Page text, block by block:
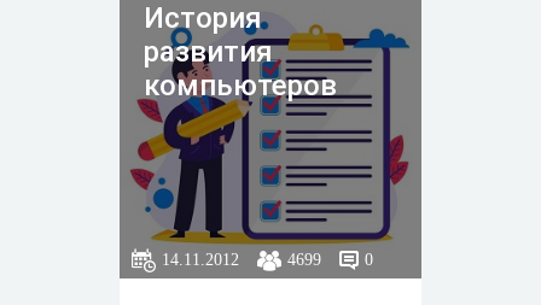
История
развития
компьютеров
14.11.2012 4699 0